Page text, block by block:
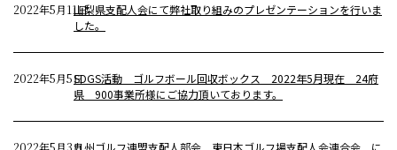
2022年5月11日山梨県支配人会にて弊社取り組みのプレゼンテーションを行いま
した。
2022年5月5日SDGS活動 ゴルフボール回収ボックス 2022年5月現在 24府
県 900事業所様にご協力頂いております。
2022年5月3日九州ゴルフ連盟支配人部会 東日本ゴルフ場支配人会連合会 に